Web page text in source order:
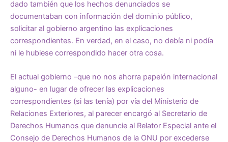
dado también que los hechos denunciados se
documentaban con información del dominio público,
solicitar al gobierno argentino las explicaciones
correspondientes. En verdad, en el caso, no debía ni podía
ni le hubiese correspondido hacer otra cosa.
El actual gobierno –que no nos ahorra papelón internacional
alguno- en lugar de ofrecer las explicaciones
correspondientes (si las tenía) por vía del Ministerio de
Relaciones Exteriores, al parecer encargó al Secretario de
Derechos Humanos que denuncie al Relator Especial ante el
Consejo de Derechos Humanos de la ONU por excederse